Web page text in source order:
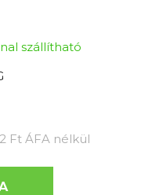
szállítható
Ft ÁFA nélkül